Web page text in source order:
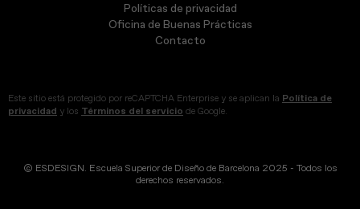
Políticas de privacidad
Oficina de Buenas Prácticas
Contacto
Este sitio está protegido por reCAPTCHA Enterprise y se aplican la Política de
privacidad y los Términos del servicio de Google.
© ESDESIGN. Escuela Superior de Diseño de Barcelona 2025 - Todos los
derechos reservados.